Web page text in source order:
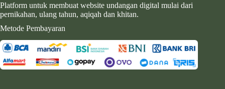
Platform untuk membuat website undangan digital mulai dari
pernikahan, ulang tahun, aqiqah dan khitan.
Metode Pembayaran